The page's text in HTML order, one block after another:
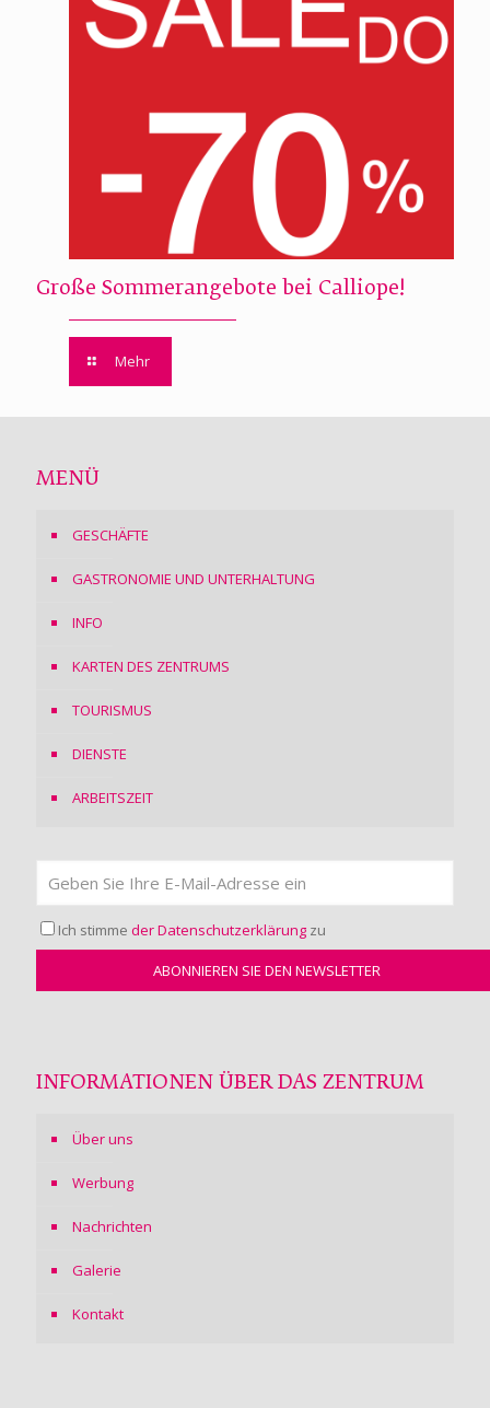
Große Sommerangebote bei Calliope!
Mehr
MENÜ
GESCHÄFTE
GASTRONOMIE UND UNTERHALTUNG
INFO
KARTEN DES ZENTRUMS
TOURISMUS
DIENSTE
ARBEITSZEIT
Ich stimme der Datenschutzerklärung zu
INFORMATIONEN ÜBER DAS ZENTRUM
Über uns
Werbung
Nachrichten
Galerie
Kontakt